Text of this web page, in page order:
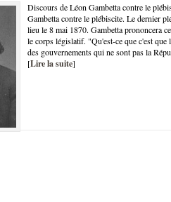
Discours de Léon Gambetta contre le
Gambetta contre le plébiscite. Le dernier
lieu le 8 mai 1870. Gambetta prononcera
le corps législatif. "Qu'est-ce que c'est que
des gouvernements qui ne sont pas la
[Lire la suite]